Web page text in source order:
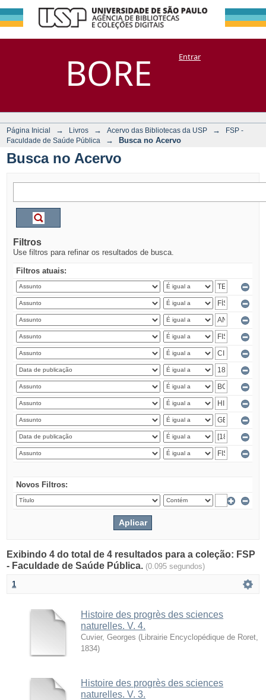
BORE
Busca no Acervo
DSpace/Manakin + CoriscoEntrar
Página Inicial → Livros → Acervo das Bibliotecas da USP →
FSP -
Faculdade de Saúde Pública
→ Busca no Acervo
Busca no Acervo
Filtros
Use filtros para refinar os resultados de busca.
Filtros atuais:
Novos Filtros:
Exibindo 4 do total de 4 resultados para a coleção: FSP
- Faculdade de Saúde Pública. (0.095 segundos)
1
Histoire des progrès des sciences
naturelles. V. 4.
Cuvier, Georges ( Librairie Encyclopédique de Roret
1834)
Histoire des progrès des sciences
naturelles. V. 3.